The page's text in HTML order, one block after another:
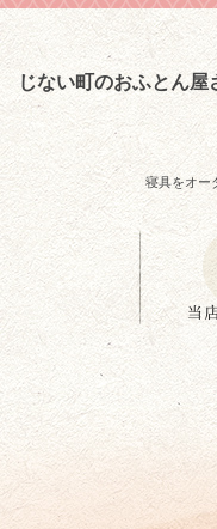
じない町のおふとん屋
寝具をオー